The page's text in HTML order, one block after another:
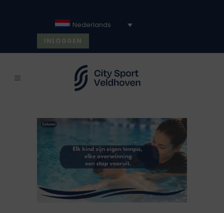
Nederlands
INLOGGEN